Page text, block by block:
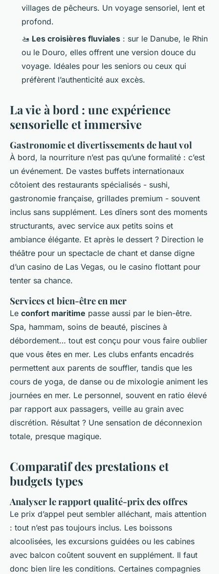
villages de pêcheurs. Un voyage sensoriel, lent et
profond.
🚤 Les croisières fluviales : sur le Danube, le Rhin
ou le Douro, elles offrent une version douce du
voyage. Idéales pour les seniors ou ceux qui
préfèrent l’authenticité aux excès.
La vie à bord : une expérience
sensorielle et immersive
Gastronomie et divertissements de haut vol
À bord, la nourriture n’est pas qu’une formalité : c’est
un événement. De vastes buffets internationaux
côtoient des restaurants spécialisés - sushi,
gastronomie française, grillades premium - souvent
inclus sans supplément. Les dîners sont des moments
structurants, avec service aux petits soins et
ambiance élégante. Et après le dessert ? Direction le
théâtre pour un spectacle de chant et danse digne
d’un casino de Las Vegas, ou le casino flottant pour
tenter sa chance.
Services et bien-être en mer
Le confort maritime passe aussi par le bien-être.
Spa, hammam, soins de beauté, piscines à
débordement… tout est conçu pour vous faire oublier
que vous êtes en mer. Les clubs enfants encadrés
permettent aux parents de souffler, tandis que les
cours de yoga, de danse ou de mixologie animent les
journées en mer. Le personnel, souvent en ratio élevé
par rapport aux passagers, veille au grain avec
discrétion. Résultat ? Une sensation de déconnexion
totale, presque magique.
Comparatif des prestations et
budgets types
Analyser le rapport qualité-prix des offres
Le prix d’appel peut sembler alléchant, mais attention
: tout n’est pas toujours inclus. Les boissons
alcoolisées, les excursions guidées ou les cabines
avec balcon coûtent souvent en supplément. Il faut
donc bien lire les conditions. Certaines compagnies